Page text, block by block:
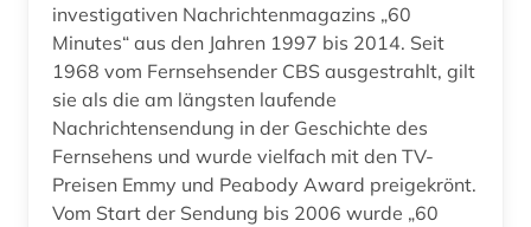
deutsche film ag (2)
deutsche film gmbh (1)
deutscher presserat (1)
deutsches nationaltheater weimar (1)
investigativen Nachrichtenmagazins „60
Minutes“ aus den Jahren 1997 bis 2014. Seit
1968 vom Fernsehsender CBS ausgestrahlt, gilt
sie als die am längsten laufende
Nachrichtensendung in der Geschichte des
Fernsehens und wurde vielfach mit den TV-
Preisen Emmy und Peabody Award preigekrönt.
Vom Start der Sendung bis 2006 wurde „60